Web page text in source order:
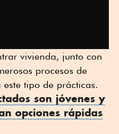
vivienda, junto con
procesos de
tipo de prácticas.
son jóvenes y
opciones rápidas